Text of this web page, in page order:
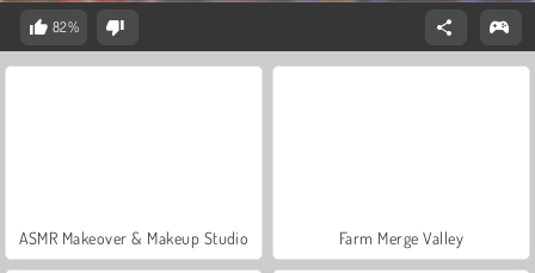
82%
ASMR Makeover & Makeup Studio Farm Merge Valley